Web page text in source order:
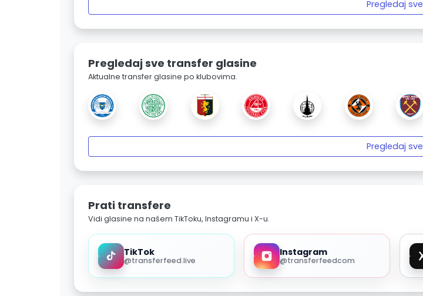
Pregledaj sve
Pregledaj sve transfer glasine
Aktualne transfer glasine po klubovima.
Pregledaj sve
Prati transfere
Vidi glasine na našem TikToku, Instagramu i X-u.
TikTok
@transferfeed.live
Instagram
@transferfeedcom